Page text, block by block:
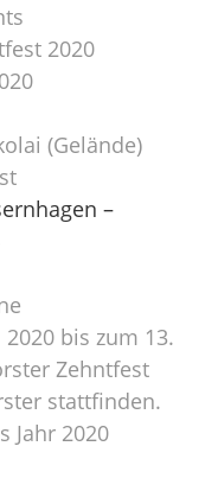
2020
(Gelände)
–
2020 bis zum 13.
Zehntfest
stattfinden.
Jahr 2020